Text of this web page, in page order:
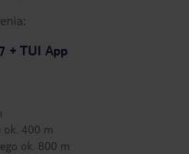
+ TUI App
ok. 400 m
ok. 800 m